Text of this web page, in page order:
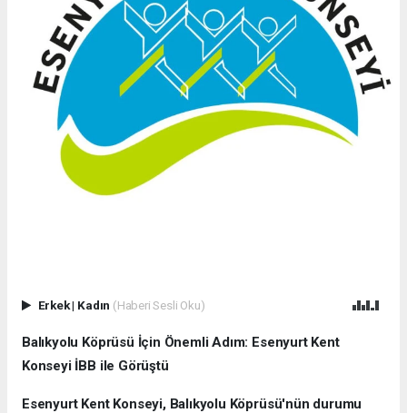
Erkek| Kadın (Haberi Sesli Oku)
Balıkyolu Köprüsü İçin Önemli Adım: Esenyurt Kent
Konseyi İBB ile Görüştü
Esenyurt Kent Konseyi, Balıkyolu Köprüsü'nün durumu